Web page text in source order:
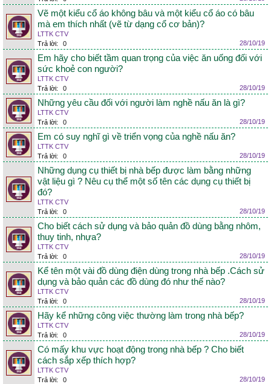
Vẽ một kiểu cổ áo không bâu và một kiểu cổ áo có bâu
mà em thích nhất (vẽ từ dạng cổ cơ bản)?
LTTK CTV
Trả lời:
0 28/10/19
Em hãy cho biết tầm quan trọng của việc ăn uống đối với
sức khoẻ con người?
LTTK CTV
Trả lời:
0 28/10/19
Những yêu cầu đối với người làm nghề nấu ăn là gì?
LTTK CTV
Trả lời:
0 28/10/19
Em có suy nghĩ gì về triển vọng của nghề nấu ăn?
LTTK CTV
Trả lời:
0 28/10/19
Những dụng cụ thiết bị nhà bếp được làm bằng những
vật liệu gì ? Nêu cụ thể một số tên các dụng cụ thiết bị
đó?
LTTK CTV
Trả lời:
0 28/10/19
Cho biết cách sử dụng và bảo quản đồ dùng bằng nhôm,
thuy tinh, nhựa?
LTTK CTV
Trả lời:
0 28/10/19
Kể tên một vài đồ dùng điện dùng trong nhà bếp .Cách sử
dụng và bảo quản các đồ dùng đó như thế nào?
LTTK CTV
Trả lời:
0 28/10/19
Hãy kể những công việc thường làm trong nhà bếp?
LTTK CTV
Trả lời:
0 28/10/19
Có mấy khu vực hoạt động trong nhà bếp ? Cho biết
cách sắp xếp thích hợp?
LTTK CTV
Trả lời:
0 28/10/19